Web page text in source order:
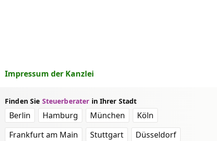
Impressum der Kanzlei
Finden Sie Steuerberater in Ihrer Stadt
Berlin Hamburg München
Köln
Frankfurt am Main
Stuttgart
Düsseldorf